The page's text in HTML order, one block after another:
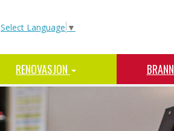
Select Language ▼
RENOVASJON